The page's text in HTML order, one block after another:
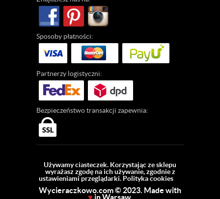
Sposoby płatności:
Partnerzy logistyczni:
Bezpieczeństwotransakcji zapewnia:
Używamy ciasteczek. Korzystając ze sklepu
wyrażasz zgodę na ich używanie, zgodnie z
ustawieniami przeglądarki. Polityka cookies
Wycieraczkowo.com © 2023. Made with